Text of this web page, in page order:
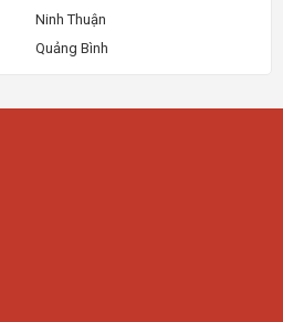
Ninh Thuận
Quảng Bình